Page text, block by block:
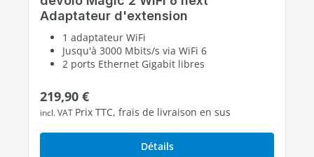
Adaptateur d'extension
1 adaptateur WiFi
Jusqu'à 3000 Mbits/s via WiFi 6
2 ports Ethernet Gigabit libres
Prix régulier :
219,90 €
incl. VAT Prix TTC, frais de livraison en sus
Détails